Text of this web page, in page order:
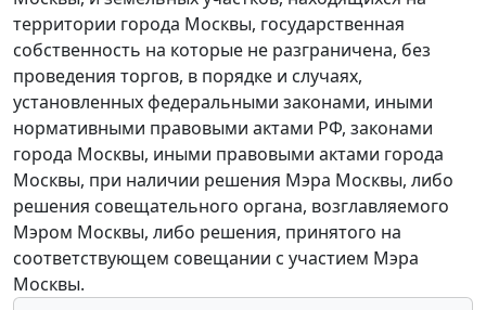
территории города Москвы, государственная
собственность на которые не разграничена, без
проведения торгов, в порядке и случаях,
установленных федеральными законами, иными
нормативными правовыми актами РФ, законами
города Москвы, иными правовыми актами города
Москвы, при наличии решения Мэра Москвы, либо
решения совещательного органа, возглавляемого
Мэром Москвы, либо решения, принятого на
соответствующем совещании с участием Мэра
Москвы.